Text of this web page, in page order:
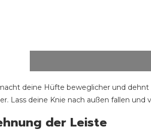
deine Hüfte beweglicher und
Lass deine Knie nach außen fallen
der Leiste